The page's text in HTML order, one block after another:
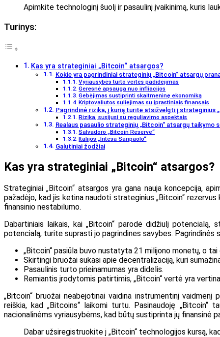
Apimkite technologinį šuolį ir pasaulinį įvaikinimą, kuris
Turinys:
Kas yra strateginiai „Bitcoin“ atsargos?
Kokie yra pagrindiniai strateginių „Bitcoin“ atsargų
Vyriausybės turto vertės padidėjimas
Geresnė apsauga nuo infliacijos
Gebėjimas sustiprinti skaitmeninę ekonomiką
Kriptovaliutos suliejimas su įprastiniais finansais
Pagrindinė rizika, į kurią turite atsižvelgti į strateginius
Rizika, susijusi su reguliavimo aspektais
Realaus pasaulio strateginių „Bitcoin“ atsargų taikymo
Salvadoro „Bitcoin Reserve“
Italijos „Intesa Sanpaolo“
Galutiniai žodžiai
Kas yra strateginiai „Bitcoin“ atsargos?
Strateginiai „Bitcoin“ atsargos yra gana nauja koncepcija,
pažadėjo, kad jis ketina naudoti strateginius „Bitcoin“
finansinio nestabilumo.
Dabartiniais laikais, kai „Bitcoin“ parodė didžiulį
potencialą, turite suprasti jo pagrindines savybes. Pagrindinės
„Bitcoin“ pasiūla buvo nustatyta 21 milijono monetų, o
Skirtingi bruožai sukasi apie decentralizaciją, kuri
Pasaulinis turto prieinamumas yra didelis.
Remiantis įrodytomis patirtimis, „Bitcoin“ vertė yra
„Bitcoin“ bruožai neabejotinai vaidina instrumentinį
reiškia, kad „Bitcoins“ laikomi turtu. Pasinaudoję
nacionalinėms vyriausybėms, kad būtų sustiprinta jų finansinė
Dabar užsiregistruokite į „Bitcoin“ technologijos kursą,